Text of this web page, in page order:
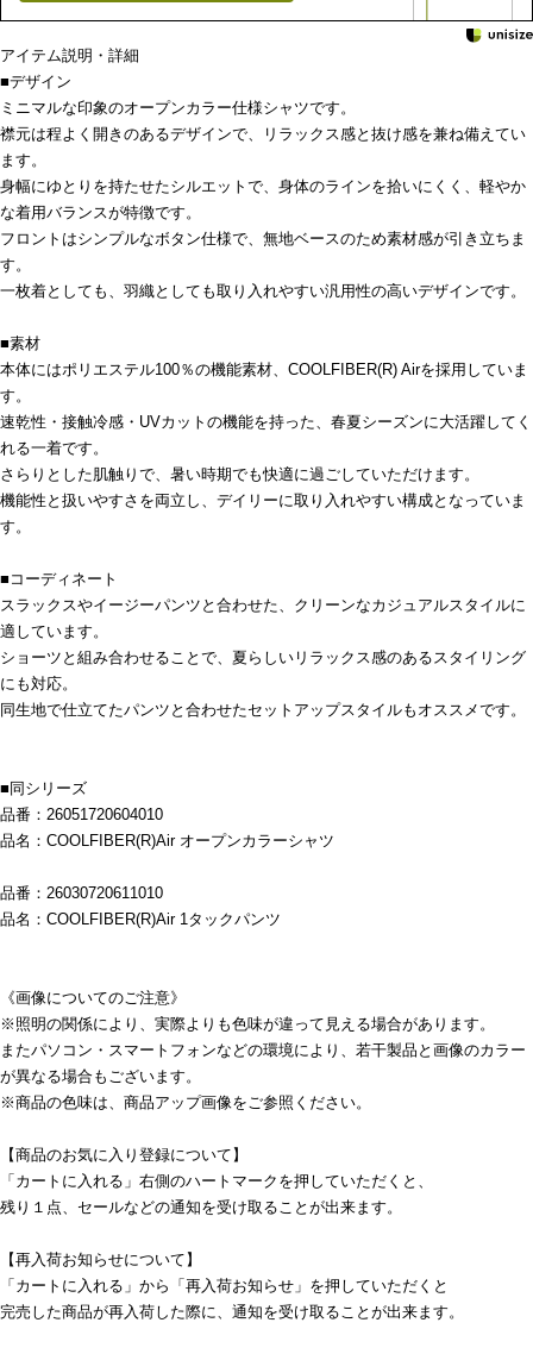
アイテム説明・詳細
■デザイン
ミニマルな印象のオープンカラー仕様シャツです。
襟元は程よく開きのあるデザインで、リラックス感と抜け感を兼ね備えてい
ます。
身幅にゆとりを持たせたシルエットで、身体のラインを拾いにくく、軽やか
な着用バランスが特徴です。
フロントはシンプルなボタン仕様で、無地ベースのため素材感が引き立ちま
す。
一枚着としても、羽織としても取り入れやすい汎用性の高いデザインです。
■素材
本体にはポリエステル100％の機能素材、COOLFIBER(R) Airを採用していま
す。
速乾性・接触冷感・UVカットの機能を持った、春夏シーズンに大活躍してく
れる一着です。
さらりとした肌触りで、暑い時期でも快適に過ごしていただけます。
機能性と扱いやすさを両立し、デイリーに取り入れやすい構成となっていま
す。
■コーディネート
スラックスやイージーパンツと合わせた、クリーンなカジュアルスタイルに
適しています。
ショーツと組み合わせることで、夏らしいリラックス感のあるスタイリング
にも対応。
同生地で仕立てたパンツと合わせたセットアップスタイルもオススメです。
■同シリーズ
品番：26051720604010
品名：COOLFIBER(R)Air オープンカラーシャツ
品番：26030720611010
品名：COOLFIBER(R)Air 1タックパンツ
《画像についてのご注意》
※照明の関係により、実際よりも色味が違って見える場合があります。
またパソコン・スマートフォンなどの環境により、若干製品と画像のカラー
が異なる場合もございます。
※商品の色味は、商品アップ画像をご参照ください。
【商品のお気に入り登録について】
「カートに入れる」右側のハートマークを押していただくと、
残り１点、セールなどの通知を受け取ることが出来ます。
【再入荷お知らせについて】
「カートに入れる」から「再入荷お知らせ」を押していただくと
完売した商品が再入荷した際に、通知を受け取ることが出来ます。